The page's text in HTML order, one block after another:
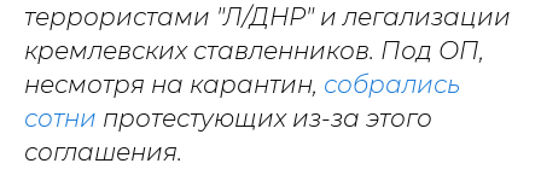
террористами "Л/ДНР" и легализации
кремлевских ставленников. Под ОП,
несмотря на карантин, собрались
сотни протестующих из-за этого
соглашения.